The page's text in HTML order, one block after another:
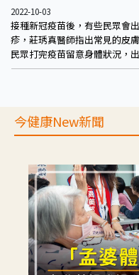
2022-10-03
接種新冠疫苗後，有些民眾會
疹，莊琇真醫師指出常見的皮
民眾打完疫苗留意身體狀況，
太過擔憂。
今健康New新聞